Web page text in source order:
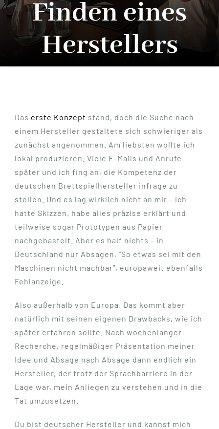
Finden eines
Herstellers
Das erste Konzept stand, doch die Suche nach
einem Hersteller gestaltete sich schwieriger als
zunächst angenommen. Am liebsten wollte ich
lokal produzieren. Viele E-Mails und Anrufe
später und ich fing an, die Kompetenz der
deutschen Brettspielhersteller infrage zu
stellen. Und es lag wirklich nicht an mir – ich
hatte Skizzen, habe alles präzise erklärt und
teilweise sogar Prototypen aus Papier
nachgebastelt. Aber es half nichts – in
Deutschland nur Absagen, “So etwas sei mit den
Maschinen nicht machbar”, europaweit ebenfalls
Fehlanzeige.
Also außerhalb von Europa. Das kommt aber
natürlich mit seinen eigenen Drawbacks, wie ich
später erfahren sollte. Nach wochenlanger
Recherche, regelmäßiger Präsentation meiner
Idee und Absage nach Absage dann endlich ein
Hersteller, der trotz der Sprachbarriere in der
Lage war, mein Anliegen zu verstehen und in die
Tat umzusetzen.
Du bist deutscher Hersteller und kannst mich